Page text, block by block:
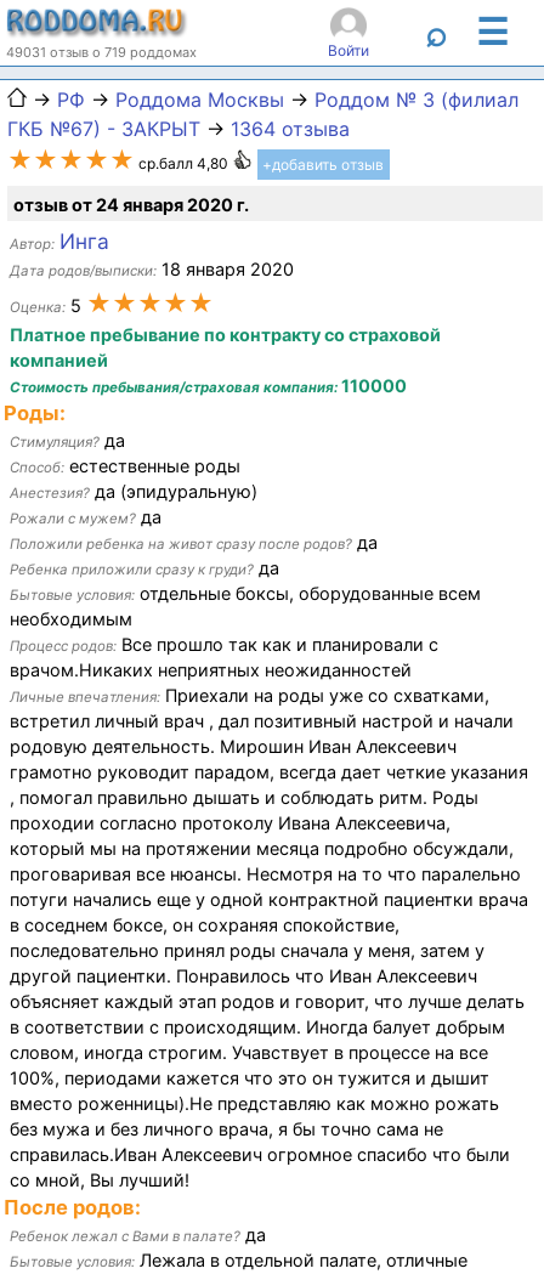
49031 отзыв о 719 роддомах Войти ⌕ ☰
→ РФ → Роддома Москвы → Роддом № 3 (филиал
ГКБ №67) - ЗАКРЫТ → 1364 отзыва
★★★★★ ср.балл 4,80 +добавить отзыв
отзыв от 24 января 2020 г.
Автор: Инга
Дата родов/выписки: 18 января 2020
Оценка: 5 ★★★★★
Платное пребывание по контракту со страховой
компанией
Стоимость пребывания/страховая компания: 110000
Роды:
Стимуляция? да
Способ: естественные роды
Анестезия? да (эпидуральную)
Рожали с мужем? да
Положили ребенка на живот сразу после родов? да
Ребенка приложили сразу к груди? да
Бытовые условия: отдельные боксы, оборудованные всем
необходимым
Процесс родов: Все прошло так как и планировали с
врачом.Никаких неприятных неожиданностей
Личные впечатления: Приехали на роды уже со схватками,
встретил личный врач , дал позитивный настрой и начали
родовую деятельность. Мирошин Иван Алексеевич
грамотно руководит парадом, всегда дает четкие указания
, помогал правильно дышать и соблюдать ритм. Роды
проходии согласно протоколу Ивана Алексеевича,
который мы на протяжении месяца подробно обсуждали,
проговаривая все нюансы. Несмотря на то что паралельно
потуги начались еще у одной контрактной пациентки врача
в соседнем боксе, он сохраняя спокойствие,
последовательно принял роды сначала у меня, затем у
другой пациентки. Понравилось что Иван Алексеевич
объясняет каждый этап родов и говорит, что лучше делать
в соответствии с происходящим. Иногда балует добрым
словом, иногда строгим. Учавствует в процессе на все
100%, периодами кажется что это он тужится и дышит
вместо роженницы).Не представляю как можно рожать
без мужа и без личного врача, я бы точно сама не
справилась.Иван Алексеевич огромное спасибо что были
со мной, Вы лучший!
После родов:
Ребенок лежал с Вами в палате? да
Бытовые условия: Лежала в отдельной палате, отличные